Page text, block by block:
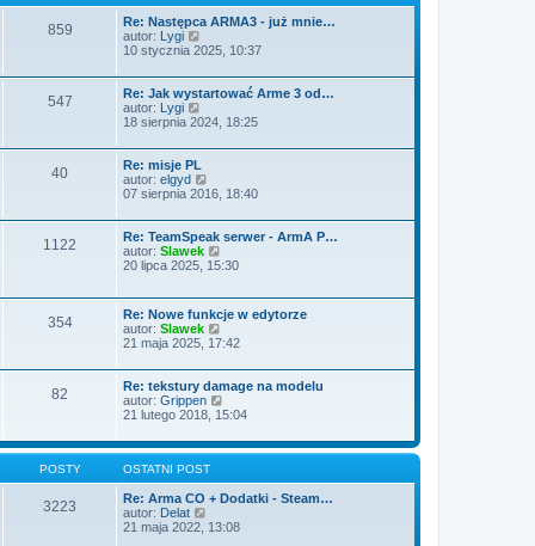
y
p
o
s
o
w
z
p
o
t
e
t
n
j
n
w
z
o
t
859
Re: Następca ARMA3 - już mnie…
autor: Lygi
y
w
i
t
n
j
n
w
s
z
y
t
10 stycznia 2025, 10:37
547
Re: Jak wystartować Arme 3 od…
autor: Lygi
y
w
e
t
n
a
j
n
z
y
p
s
t
18 sierpnia 2024, 18:25
40
Re: misje PL
autor: elgyd
y
w
i
e
t
a
j
n
o
s
z
y
p
s
t
07 sierpnia 2016, 18:40
1122
Re: TeamSpeak serwer - ArmA P…
autor: Slawek
y
i
e
t
l
j
n
o
s
p
o
s
t
20 lipca 2025, 15:30
354
Re: Nowe funkcje w edytorze
autor: Slawek
y
w
i
e
t
n
a
n
o
s
21 maja 2025, 17:42
82
Re: tekstury damage na modelu
autor: Grippen
y
w
i
t
l
a
21 lutego 2018, 15:04
POSTY OSTATNI POST
3223
Re: Arma CO + Dodatki - Steam…
autor: Delat
y
21 maja 2022, 13:08